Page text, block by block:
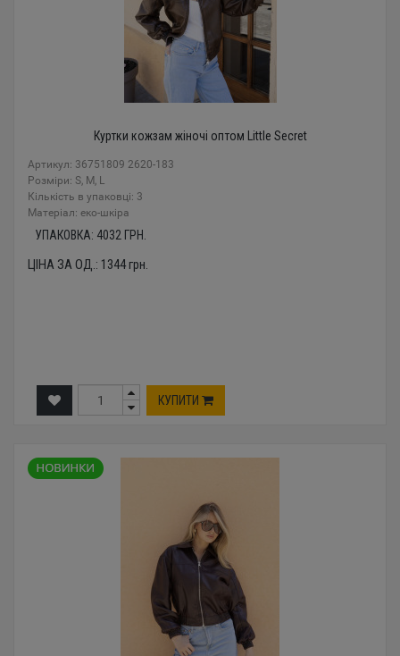
Куртки кожзам жіночі оптом Little Secret
Артикул: 36751809 2620-183
Розміри: S, M, L
Кількість в упаковці: 3
Mатеріал: еко-шкіра
УПАКОВКА: 4032 ГРН.
ЦІНА ЗА ОД.: 1344грн.
КУПИТИ